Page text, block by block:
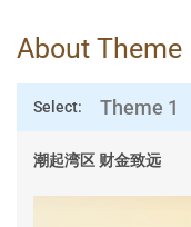
About Theme
Select: Theme 1
潮起湾区 财金致远